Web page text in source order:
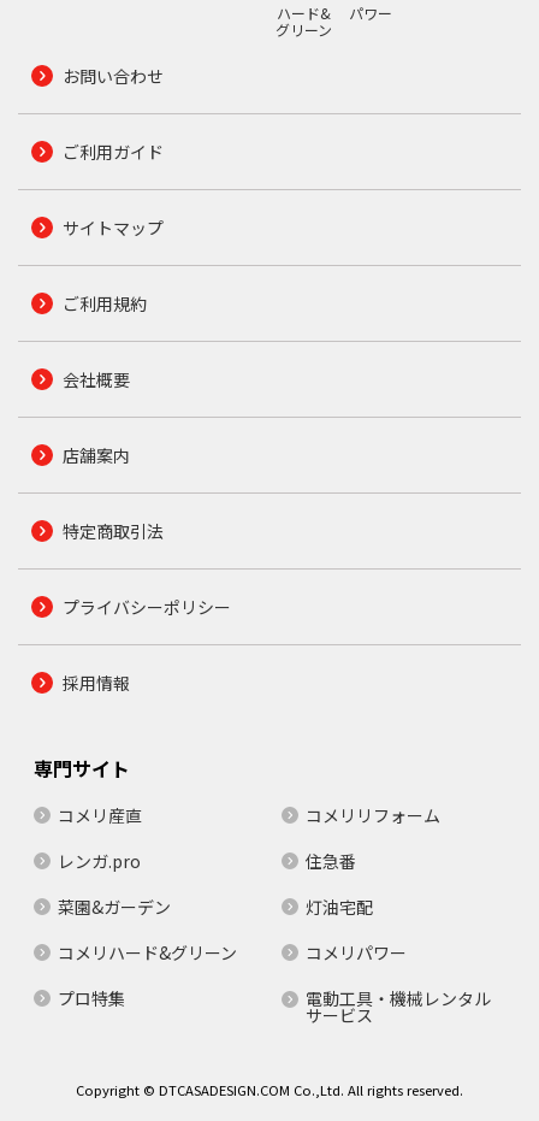
ハード&
グリーン
パワー
お問い合わせ
ご利用ガイド
サイトマップ
ご利用規約
会社概要
店舗案内
特定商取引法
プライバシーポリシー
採用情報
専門サイト
コメリ産直
コメリリフォーム
レンガ.pro
住急番
菜園&ガーデン
灯油宅配
コメリハード&グリーン
コメリパワー
プロ特集
電動工具・機械レンタル
サービス
Copyright © DTCASADESIGN.COM Co.,Ltd. All rights reserved.